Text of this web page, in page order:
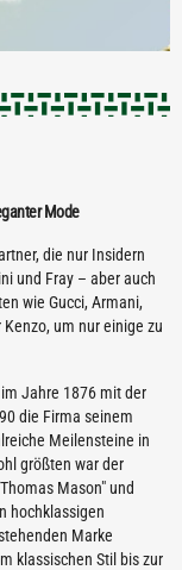
Mode
die nur Insidern
und Fray – aber auch
wie Gucci, Armani,
um nur einige zu
Jahre 1876 mit der
die Firma seinem
Meilensteine in
größten war der
Mason" und
hochklassigen
Marke
klassischen Stil bis zur